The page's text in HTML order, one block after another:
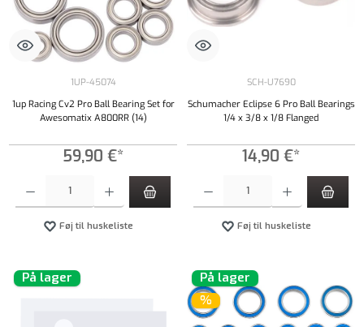
1UP-45074
1up Racing Cv2 Pro Ball Bearing Set for
Awesomatix A800RR (14)
59,90 €*
Føj til huskeliste
SCH-U7690
Schumacher Eclipse 6 Pro Ball Bearings
1/4 x 3/8 x 1/8 Flanged
14,90 €*
Føj til huskeliste
På lager
På lager
%